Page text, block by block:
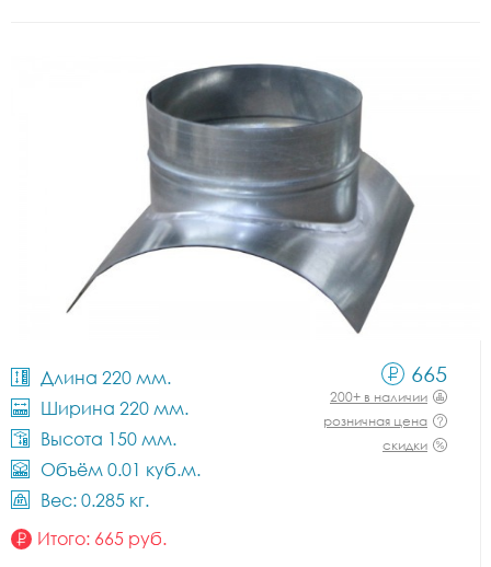
Длина 220 мм.
Ширина 220 мм.
Высота 150 мм.
Объём 0.01 куб.м.
Вес: 0.285 кг.
665
200+ в наличии
розничная цена
скидки
Итого: 665 руб.